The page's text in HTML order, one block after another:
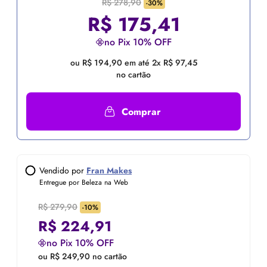
R$ 278,90 -30%
R$ 175,41
no Pix 10% OFF
ou R$ 194,90 em até 2x R$ 97,45
no cartão
Comprar
Vendido por Fran Makes
Entregue por Beleza na Web
R$ 279,90 -10%
R$ 224,91
no Pix 10% OFF
ou R$ 249,90 no cartão